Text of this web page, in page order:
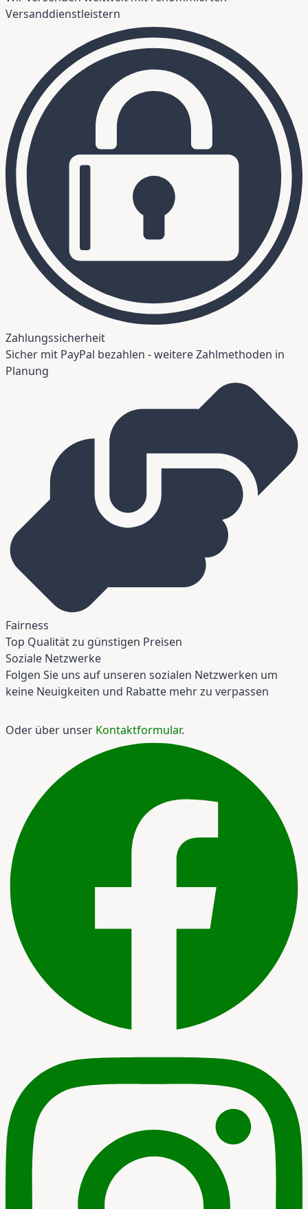
Versanddienstleistern
Zahlungssicherheit
Sicher mit PayPal bezahlen - weitere Zahlmethoden in
Planung
Fairness
Top Qualität zu günstigen Preisen
Soziale Netzwerke
Folgen Sie uns auf unseren sozialen Netzwerken um
keine Neuigkeiten und Rabatte mehr zu verpassen
Oder über unser Kontaktformular.